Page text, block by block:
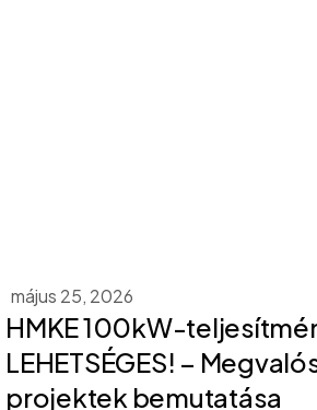
május 25, 2026
HMKE 100kW-
LEHETSÉGES! –
projektek bemutatása